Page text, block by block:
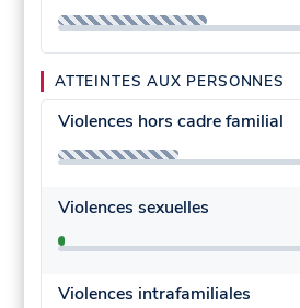
ATTEINTES AUX PERSONNES
Violences hors cadre familial
Violences sexuelles
Violences intrafamiliales